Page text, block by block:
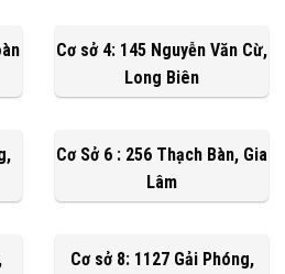
Cơ sở 4: 145 Nguyễn Văn Cừ,
Long Biên
Cơ Sở 6 : 256 Thạch Bàn, Gia
Lâm
Cơ sở 8: 1127 Gải Phóng,